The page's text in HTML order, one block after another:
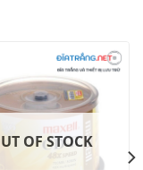
OF STOCK